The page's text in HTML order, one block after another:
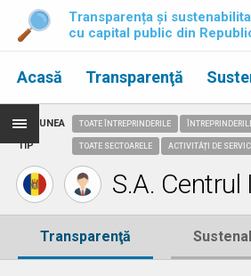
Transparența și
cu capital public din
Acasă Transparenţă
REGIUNEA
TIP
TOATE ÎNTREPRINDERILE
TOATE SECTOARELE ACTIVITĂȚI DE
S.A. Centrul
Transparenţă